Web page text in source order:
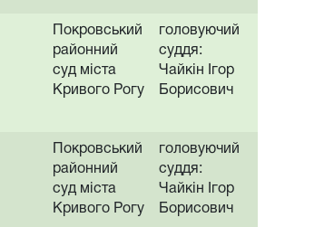
Покровський
районний
суд міста
Кривого Рогу
головуючий
суддя:
Чайкін Ігор
Борисович
Покровський
районний
суд міста
Кривого Рогу
головуючий
суддя:
Чайкін Ігор
Борисович